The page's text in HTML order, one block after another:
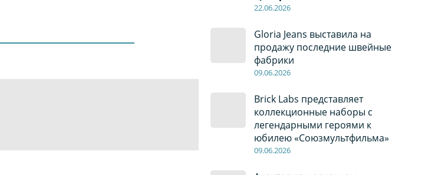
22.06.2026
Gloria Jeans выставила на
продажу последние швейные
фабрики
09.06.2026
Brick Labs представляет
коллекционные наборы с
легендарными героями к
юбилею «Союзмультфильма»
09.06.2026